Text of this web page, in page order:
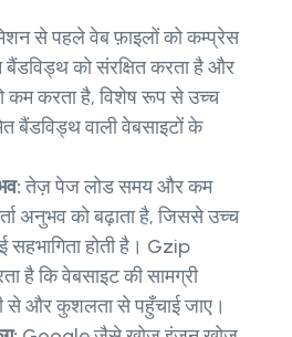
से पहले वेब फ़ाइलों को कम्प्रेस
को संरक्षित करता है और
कम करता है, विशेष रूप से उच्च
बैंडविड्थ वाली वेबसाइटों के
तेज़ पेज लोड समय और कम
अनुभव को बढ़ाता है, जिससे उच्च
सहभागिता होती है। Gzip
है कि वेबसाइट की सामग्री
से और कुशलता से पहुँचाई जाए।